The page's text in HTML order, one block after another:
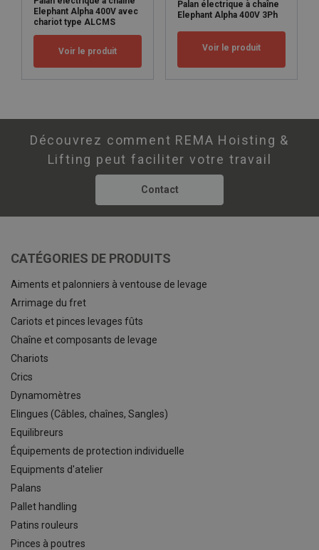
Elephant Alpha 400V avec
chariot type ALCMS
Voir le produit
Palan électrique à chaîne
Elephant Alpha 400V 3Ph
Voir le produit
Découvrez comment REMA Hoisting &
Lifting peut faciliter votre travail
Contact
CATÉGORIES DE PRODUITS
Aiments et palonniers à ventouse de levage
Arrimage du fret
Cariots et pinces levages fûts
Chaîne et composants de levage
Chariots
Crics
Dynamomètres
Elingues (Câbles, chaînes, Sangles)
Equilibreurs
Équipements de protection individuelle
Equipments d'atelier
Palans
Pallet handling
Patins rouleurs
Pinces à poutres